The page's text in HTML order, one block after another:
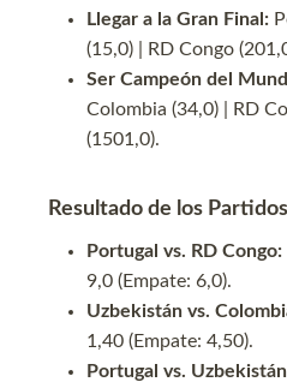
Llegar a la Gran Final:
(15,0) | RD Congo
Ser Campeón del
Colombia (34,0) | RD
(1501,0).
Resultado de los
Portugal vs. RD Congo:
9,0 (Empate: 6,0).
Uzbekistán vs.
1,40 (Empate: 4,50).
Portugal vs.